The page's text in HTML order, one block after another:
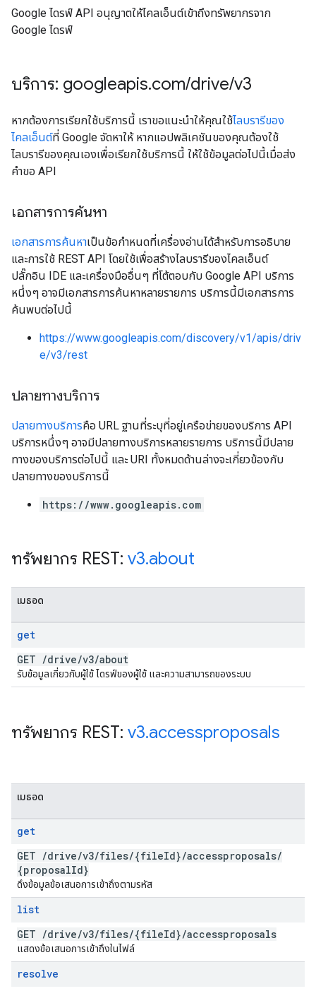
Google ไดรฟ์ API อนุญาตให้ไคลเอ็นต์เข้าถึงทรัพยากรจาก
Google ไดรฟ์
บริการ: googleapis.com/drive/v3
หากต้องการเรียกใช้บริการนี้ เราขอแนะนำให้คุณใช้ไลบรารีของ
ไคลเอ็นต์ที่ Google จัดหาให้ หากแอปพลิเคชันของคุณต้องใช้
ไลบรารีของคุณเองเพื่อเรียกใช้บริการนี้ ให้ใช้ข้อมูลต่อไปนี้เมื่อส่ง
คำขอ API
เอกสารการค้นหา
เอกสารการค้นหาเป็นข้อกำหนดที่เครื่องอ่านได้สำหรับการอธิบาย
และการใช้ REST API โดยใช้เพื่อสร้างไลบรารีของไคลเอ็นต์
ปลั๊กอิน IDE และเครื่องมืออื่นๆ ที่โต้ตอบกับ Google API บริการ
หนึ่งๆ อาจมีเอกสารการค้นหาหลายรายการ บริการนี้มีเอกสารการ
ค้นพบต่อไปนี้
https://www.googleapis.com/discovery/v1/apis/driv
e/v3/rest
ปลายทางบริการ
ปลายทางบริการคือ URL ฐานที่ระบุที่อยู่เครือข่ายของบริการ API
บริการหนึ่งๆ อาจมีปลายทางบริการหลายรายการ บริการนี้มีปลาย
ทางของบริการต่อไปนี้ และ URI ทั้งหมดด้านล่างจะเกี่ยวข้องกับ
ปลายทางของบริการนี้
https://www.googleapis.com
ทรัพยากร REST: v3.about
เมธอด
get
GET /drive/v3/about
รับข้อมูลเกี่ยวกับผู้ใช้ ไดรฟ์ของผู้ใช้ และความสามารถของระบบ
ทรัพยากร REST: v3.accessproposals
เมธอด
get
GET /drive/v3/files/{fileId}/accessproposals/
{proposalId}
ดึงข้อมูลข้อเสนอการเข้าถึงตามรหัส
list
GET /drive/v3/files/{fileId}/accessproposals
แสดงข้อเสนอการเข้าถึงในไฟล์
resolve